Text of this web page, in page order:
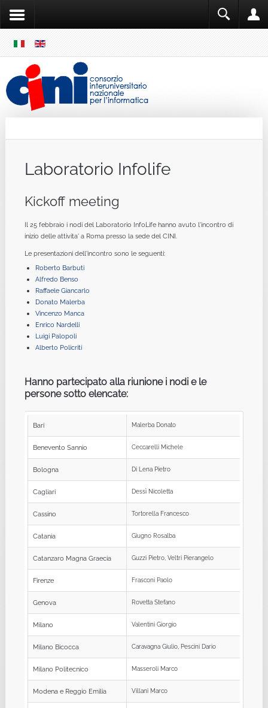
MENU
Laboratorio Infolife
Kickoff meeting
Il 25 febbraio i nodi del Laboratorio InfoLife hanno avuto l'incontro di
inizio delle attivita' a Roma presso la sede del CINI.
Le presentazioni dell'incontro sono le seguenti:
Roberto Barbuti
Alfredo Benso
Raffaele Giancarlo
Donato Malerba
Vincenzo Manca
Enrico Nardelli
Luigi Palopoli
Alberto Policriti
Hanno partecipato alla riunione i nodi e le
persone sotto elencate:
Bari Malerba Donato
Benevento Sannio Ceccarelli Michele
Bologna Di Lena Pietro
Cagliari Dessì Nicoletta
Cassino Tortorella Francesco
Catania Giugno Rosalba
Catanzaro Magna Graecia Guzzi Pietro, Veltri Pierangelo
Firenze Frasconi Paolo
Genova Rovetta Stefano
Milano Valentini Giorgio
Milano Bicocca Caravagna Giulio, Pescini Dario
Milano Politecnico Masseroli Marco
Modena e Reggio Emilia Villani Marco